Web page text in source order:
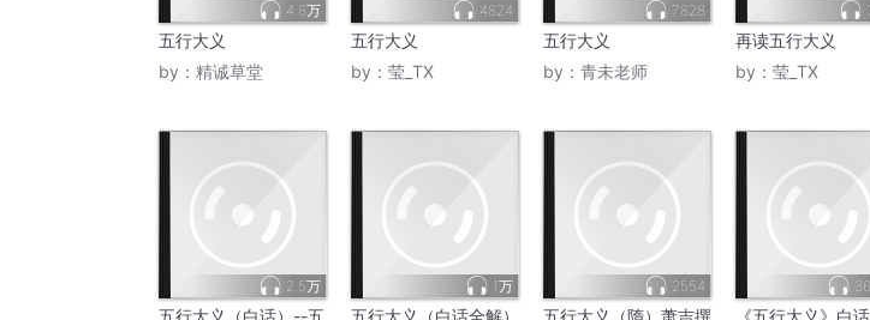
4.8万
五行大义
by： 精诚草堂
4824
五行大义
by： 莹_TX
7828
五行大义
by： 青未老师
再读五行大义
by： 莹_TX
2.5万
五行大义（白话）--五
1万
五行大义（白话全解）
2554
五行大义（隋）萧吉撰
《五行大义》白